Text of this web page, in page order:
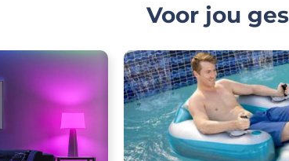
Voor jou